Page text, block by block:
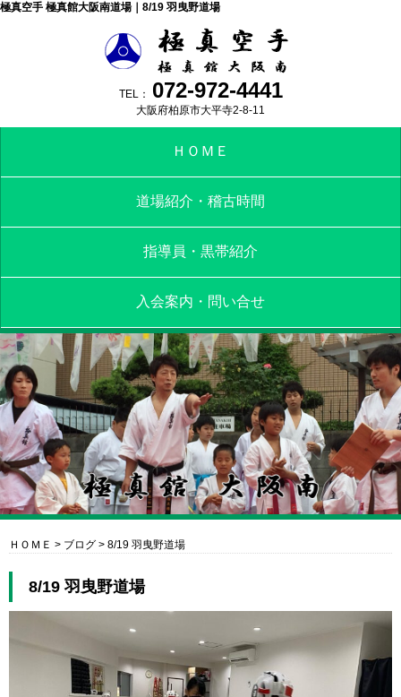
極真空手 極真館大阪南道場｜8/19 羽曳野道場
TEL： 072-972-4441
大阪府柏原市大平寺2-8-11
ＨＯＭＥ
道場紹介・稽古時間
指導員・黒帯紹介
入会案内・問い合せ
ＨＯＭＥ > ブログ > 8/19 羽曳野道場
8/19 羽曳野道場